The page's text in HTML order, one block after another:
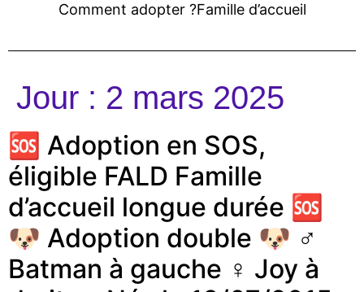
Comment adopter ?Famille d’accueil
Jour : 2 mars 2025
🆘️ Adoption en SOS,
éligible FALD Famille
d’accueil longue durée 🆘
🐶 Adoption double 🐶 ♂️
Batman à gauche ♀️ Joy à